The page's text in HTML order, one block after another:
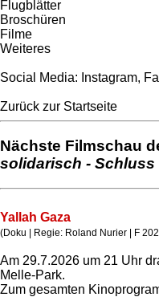
Flugblätter
Broschüren
Filme
Weiteres
Social Media: Instagram,
Zurück zur Startseite
Nächste Filmschau
solidarisch - Schluss
Yallah Gaza
(Doku | Regie: Roland Nurier | F
Am 29.7.2026 um 21 Uhr
Melle-Park.
Zum gesamten